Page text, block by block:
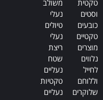
טקטית
וסטים
כובעים
טקטיים
מוצרים
נלווים
לחייל
וללוחם
שלוקרים
משולב
נעלי
טיולים
נעלי
ריצת
שטח
נעליים
טקטיות
נעליים